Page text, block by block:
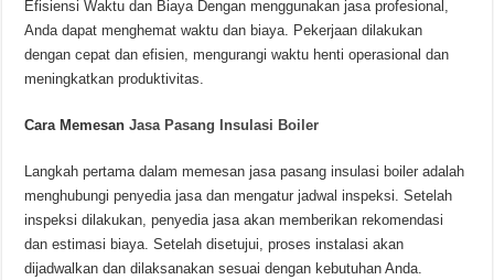
Efisiensi Waktu dan Biaya Dengan menggunakan jasa profesional,
Anda dapat menghemat waktu dan biaya. Pekerjaan dilakukan
dengan cepat dan efisien, mengurangi waktu henti operasional dan
meningkatkan produktivitas.
Cara MemesanJasa Pasang Insulasi Boiler
Langkah pertama dalam memesan jasa pasang insulasi boiler adalah
menghubungi penyedia jasa dan mengatur jadwal inspeksi. Setelah
inspeksi dilakukan, penyedia jasa akan memberikan rekomendasi
dan estimasi biaya. Setelah disetujui, proses instalasi akan
dijadwalkan dan dilaksanakan sesuai dengan kebutuhan Anda.